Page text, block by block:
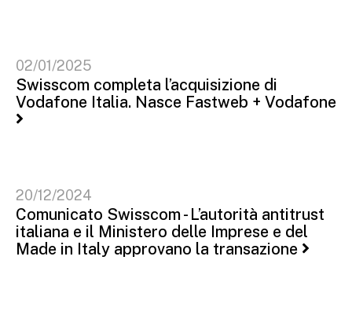
02/01/2025
Swisscom completa l’acquisizione di
Vodafone Italia. Nasce Fastweb + Vodafone
20/12/2024
Comunicato Swisscom - L’autorità antitrust
italiana e il Ministero delle Imprese e del
Made in Italy approvano la transazione